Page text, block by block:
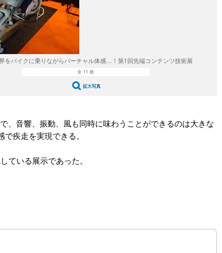
写真
をバイクに乗りながらバーチャル体感…！第1回先端コンテンツ技術展
全 11 枚
拡大写真
音響、振動、風も同時に味わうことができるのは大きな
疾走を実現できる。
いる展示であった。